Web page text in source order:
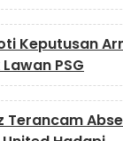
Keputusan
PSG
Terancam